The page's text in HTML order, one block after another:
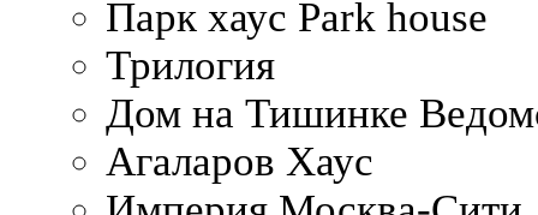
Парк хаус Park house
Трилогия
Дом на Тишинке
Агаларов Хаус